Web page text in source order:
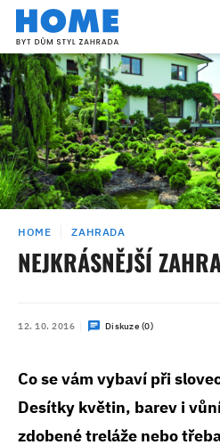
HOME ZAHRADA
NEJKRÁSNĚJŠÍ
12. 10. 2016 Diskuze (0)
Co se vám vybaví při
Desítky květin, barev i
zdobené treláže nebo